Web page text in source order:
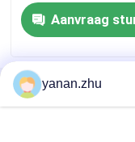
Lamineren
Concrete
Vezel Op hoge
temperatuur
Aanvraag
Thuis Ongeveer
yanan.zhu